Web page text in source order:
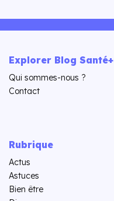
Explorer Blog Santé+
Qui sommes-nous ?
Contact
Rubrique
Actus
Astuces
Bien être